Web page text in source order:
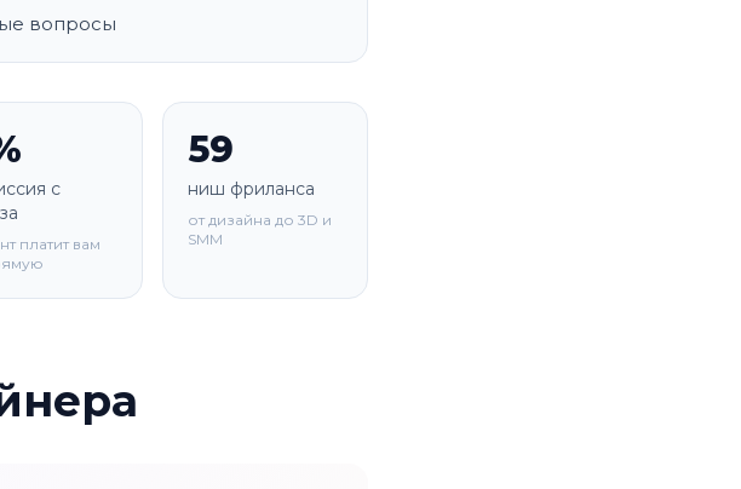
вопросы
с
платит вам
59
ниш фриланса
от дизайна до 3D и
SMM